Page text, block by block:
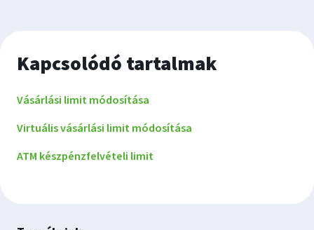
Kapcsolódó tartalmak
Vásárlási limit módosítása
Virtuális vásárlási limit módosítása
ATM készpénzfelvételi limit